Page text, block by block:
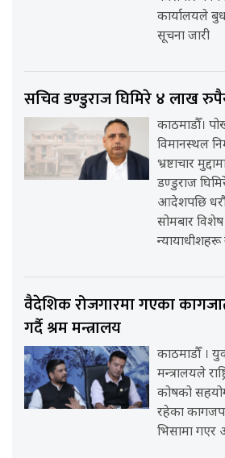
कार्यालयले
सूचना जारी
सचिव डण्डुराज घिमिरे ४ लाख
काठमाडौँ।
विमानस्थल
भ्रष्टाचार
डण्डुराज
आदेशपछि
सोमबार
न्यायाधीशहरू
वैदेशिक रोजगारमा गएका
गर्दै श्रम मन्त्रालय
काठमाडौँ ।
मन्त्रालयले
कोषको
रहेका
भिसामा गएर